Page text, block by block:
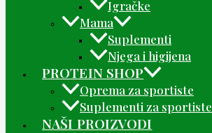
Igračke
Mama
Suplementi
Njega i higijena
PROTEIN SHOP
Oprema za sportiste
Suplementi za sportiste
NAŠI PROIZVODI